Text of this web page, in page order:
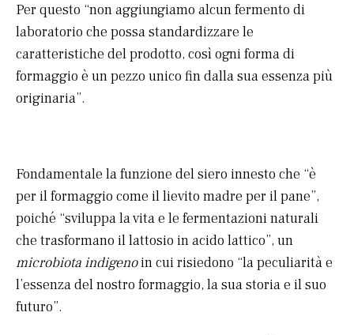
Per questo “non aggiungiamo alcun fermento di
laboratorio che possa standardizzare le
caratteristiche del prodotto, così ogni forma di
formaggio è un pezzo unico fin dalla sua essenza più
originaria”.
Fondamentale la funzione del siero innesto che “è
per il formaggio come il lievito madre per il pane”,
poiché “sviluppa la vita e le fermentazioni naturali
che trasformano il lattosio in acido lattico”, un
microbiota indigenoin cui risiedono “la peculiarità e
l’essenza del nostro formaggio, la sua storia e il suo
futuro”.